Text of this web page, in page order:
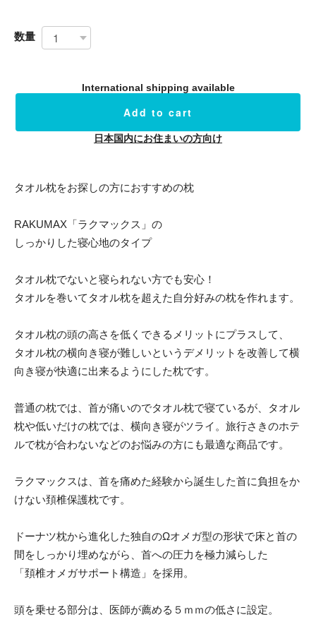
数量
International shipping available
Add to cart
日本国内にお住まいの方向け
タオル枕をお探しの方におすすめの枕
RAKUMAX「ラクマックス」の
しっかりした寝心地のタイプ
タオル枕でないと寝られない方でも安心！
タオルを巻いてタオル枕を超えた自分好みの枕を作れます。
タオル枕の頭の高さを低くできるメリットにプラスして、
タオル枕の横向き寝が難しいというデメリットを改善して横
向き寝が快適に出来るようにした枕です。
普通の枕では、首が痛いのでタオル枕で寝ているが、タオル
枕や低いだけの枕では、横向き寝がツライ。旅行さきのホテ
ルで枕が合わないなどのお悩みの方にも最適な商品です。
ラクマックスは、首を痛めた経験から誕生した首に負担をか
けない頚椎保護枕です。
ドーナツ枕から進化した独自のΩオメガ型の形状で床と首の
間をしっかり埋めながら、首への圧力を極力減らした
「頚椎オメガサポート構造」を採用。
頭を乗せる部分は、医師が薦める５ｍｍの低さに設定。